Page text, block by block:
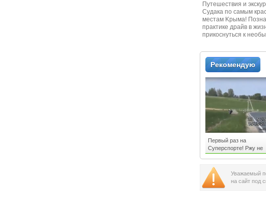
Путешествия и
Судaка по самым
местам Kрыма!
практике драйв в
прикоснуться к
Рекомендую
Первый раз на
Суперспорте! Ржу не
могу! Эксклюзивчик
Уважаемый
на сайт под